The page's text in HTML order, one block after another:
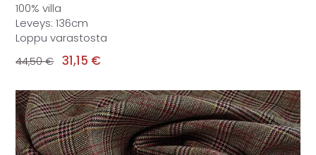
100% villa
Leveys: 136cm
Loppu varastosta
44,50€ 31,15 €